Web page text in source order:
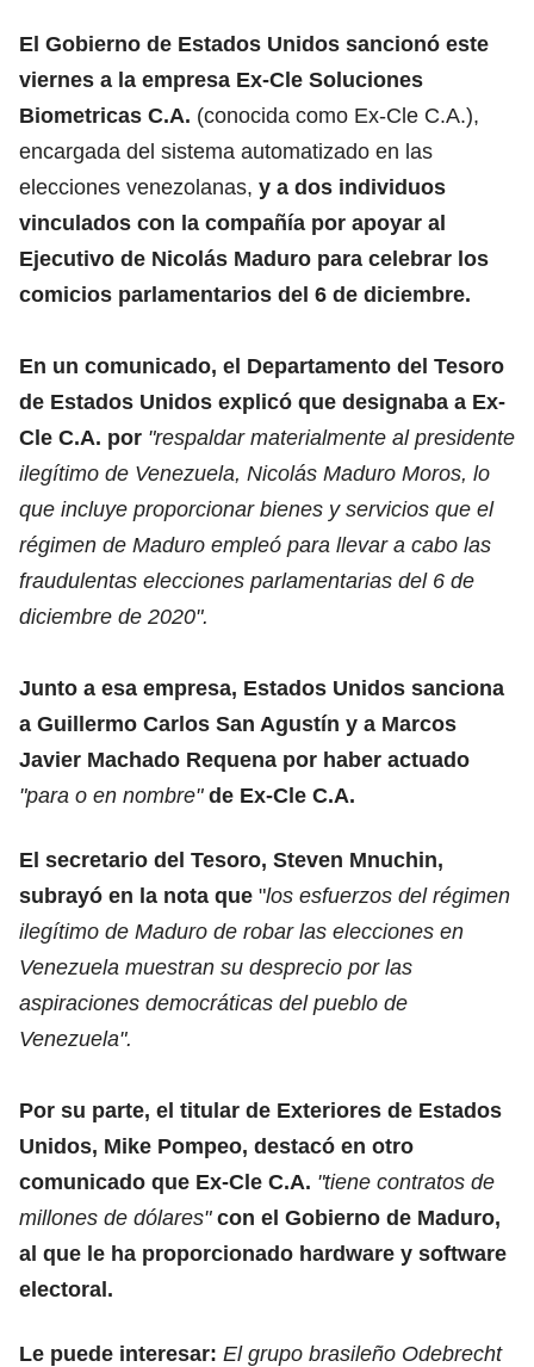
El Gobierno de Estados Unidos sancionó este
viernes a la empresa Ex-Cle Soluciones
Biometricas C.A. (conocida como Ex-Cle C.A.),
encargada del sistema automatizado en las
elecciones venezolanas, y a dos individuos
vinculados con la compañía por apoyar al
Ejecutivo de Nicolás Maduro para celebrar los
comicios parlamentarios del 6 de diciembre.
En un comunicado, el Departamento del Tesoro
de Estados Unidos explicó que designaba a Ex-
Cle C.A. por "respaldar materialmente al presidente
ilegítimo de Venezuela, Nicolás Maduro Moros, lo
que incluye proporcionar bienes y servicios que el
régimen de Maduro empleó para llevar a cabo las
fraudulentas elecciones parlamentarias del 6 de
diciembre de 2020".
Junto a esa empresa, Estados Unidos sanciona
a Guillermo Carlos San Agustín y a Marcos
Javier Machado Requena por haber actuado
"para o en nombre" de Ex-Cle C.A.
El secretario del Tesoro, Steven Mnuchin,
subrayó en la nota que "los esfuerzos del régimen
ilegítimo de Maduro de robar las elecciones en
Venezuela muestran su desprecio por las
aspiraciones democráticas del pueblo de
Venezuela".
Por su parte, el titular de Exteriores de Estados
Unidos, Mike Pompeo, destacó en otro
comunicado que Ex-Cle C.A. "tiene contratos de
millones de dólares" con el Gobierno de Maduro,
al que le ha proporcionado hardware y software
electoral.
Le puede interesar: El grupo brasileño Odebrecht